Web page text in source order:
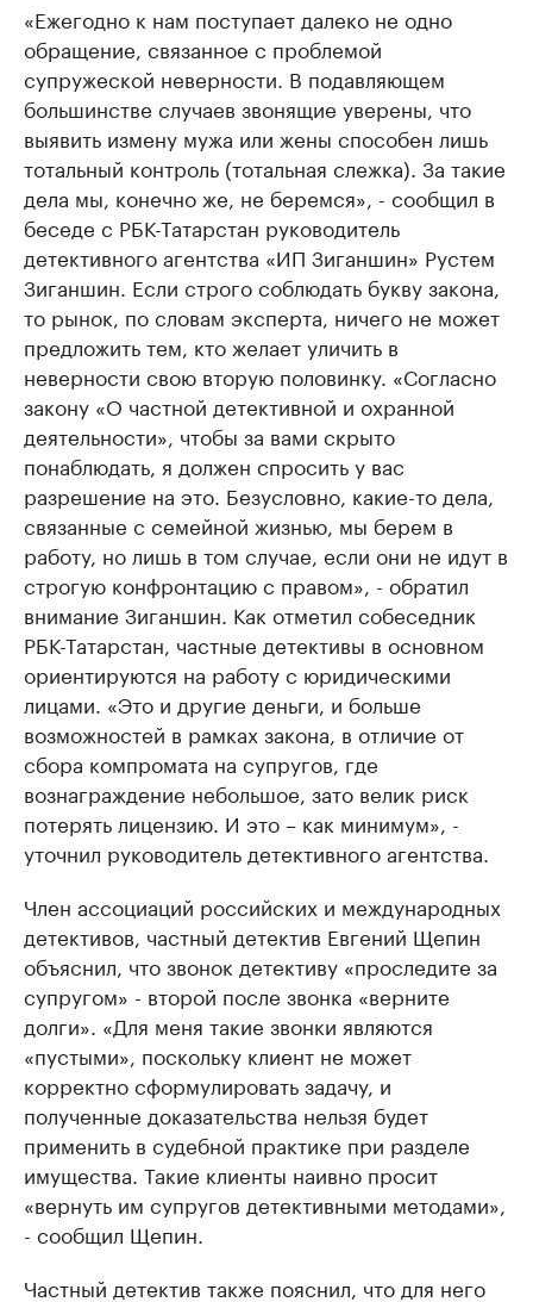
«Ежегодно к нам поступает далеко не одно
обращение, связанное с проблемой
супружеской неверности. В подавляющем
большинстве случаев звонящие уверены, что
выявить измену мужа или жены способен лишь
тотальный контроль (тотальная слежка). За такие
дела мы, конечно же, не беремся», - сообщил в
беседе с РБК-Татарстан руководитель
детективного агентства «ИП Зиганшин» Рустем
Зиганшин. Если строго соблюдать букву закона,
то рынок, по словам эксперта, ничего не может
предложить тем, кто желает уличить в
неверности свою вторую половинку. «Согласно
закону «О частной детективной и охранной
деятельности», чтобы за вами скрыто
понаблюдать, я должен спросить у вас
разрешение на это. Безусловно, какие-то дела,
связанные с семейной жизнью, мы берем в
работу, но лишь в том случае, если они не идут в
строгую конфронтацию с правом», - обратил
внимание Зиганшин. Как отметил собеседник
РБК-Татарстан, частные детективы в основном
ориентируются на работу с юридическими
лицами. «Это и другие деньги, и больше
возможностей в рамках закона, в отличие от
сбора компромата на супругов, где
вознаграждение небольшое, зато велик риск
потерять лицензию. И это – как минимум», -
уточнил руководитель детективного агентства.
Член ассоциаций российских и международных
детективов, частный детектив Евгений Щепин
объяснил, что звонок детективу «проследите за
супругом» - второй после звонка «верните
долги». «Для меня такие звонки являются
«пустыми», поскольку клиент не может
корректно сформулировать задачу, и
полученные доказательства нельзя будет
применить в судебной практике при разделе
имущества. Такие клиенты наивно просит
«вернуть им супругов детективными методами»,
- сообщил Щепин.
Частный детектив также пояснил, что для него